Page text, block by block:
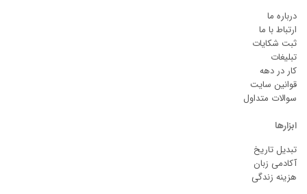
درباره ما
ارتباط با ما
ثبت شکایات
تبلیغات
کار در دهه
قوانین سایت
سوالات متداول
ابزارها
تبدیل تاریخ
آکادمی زبان
هزینه زندگی